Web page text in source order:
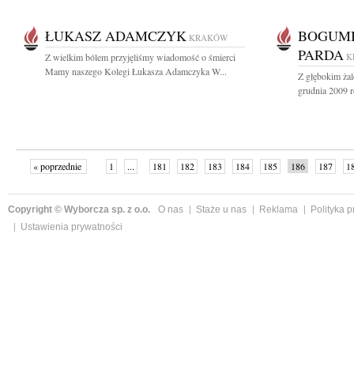
ŁUKASZ ADAMCZYK KRAKÓW
Z wielkim bólem przyjęliśmy wiadomość o śmierci
Mamy naszego Kolegi Łukasza Adamczyka W...
PARDA
Z głębokim
grudnia 2009
« poprzednie 1 ... 181 182 183 184 185 186 187
Copyright © Wyborcza sp. z o.o. O nas Staże u nas Reklama
Polityka
Ustawienia prywatności